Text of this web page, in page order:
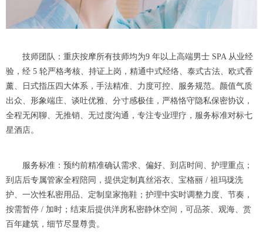
技师团队：重庆按摩所有技师均为9 年以上高端男士 SPA 从业经
验，经 5 轮严格考核、持证上岗，精通中式经络、泰式古法、欧式香
薰、日式指压四大体系，手法精准、力度可控、服务规范。颜值气质
出众、形象端庄、谈吐优雅、分寸感极佳，严格恪守隐私保密协议，
全程无闲聊、无推销、无过度沟通，专注专业理疗，服务标准对标七
星酒店。
服务标准：预约前精准确认需求、偏好、到店时间、护理重点；
到店后专属管家全程陪同，提供定制真丝浴衣、宝格丽 / 祖玛珑洗
护、一次性私密用品、定制皇家拖鞋；护理中实时调整力度、节奏，
按需暂停 / 加时；结束后提供洋房私密静休空间，可品茶、观海、赏
百年建筑，细节尽显尊贵。